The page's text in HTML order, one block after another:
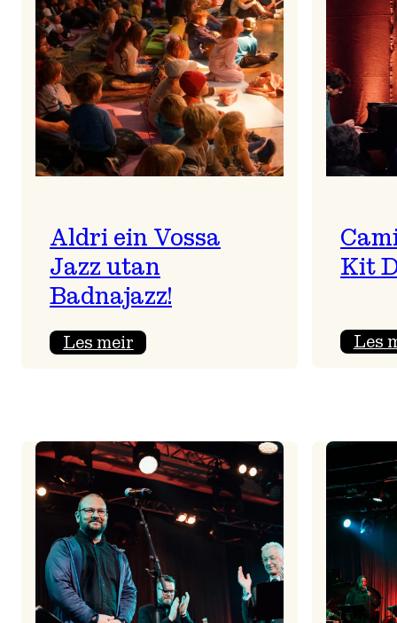
Årets
Unge
Jazztalent
2024
Aldri ein Vossa
Jazz utan
Badnajazz!
Les meir:
Jazz
utan
Badnajazz!
Kit
Les